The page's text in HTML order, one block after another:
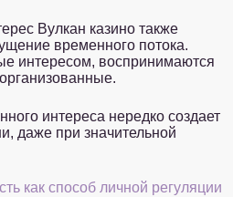
Вулкан казино также
временного потока.
интересом, воспринимаются
интереса нередко создает
даже при значительной
как способ личной регуляции